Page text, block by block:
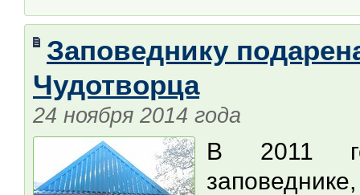
Заповеднику
Чудотворца
24 ноября 2014 года
В 2011